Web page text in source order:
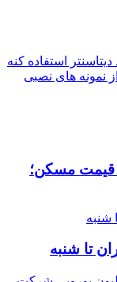
استفاده کنه
نمونه های نصبی
قیمت مسکن؛
تا شنبه